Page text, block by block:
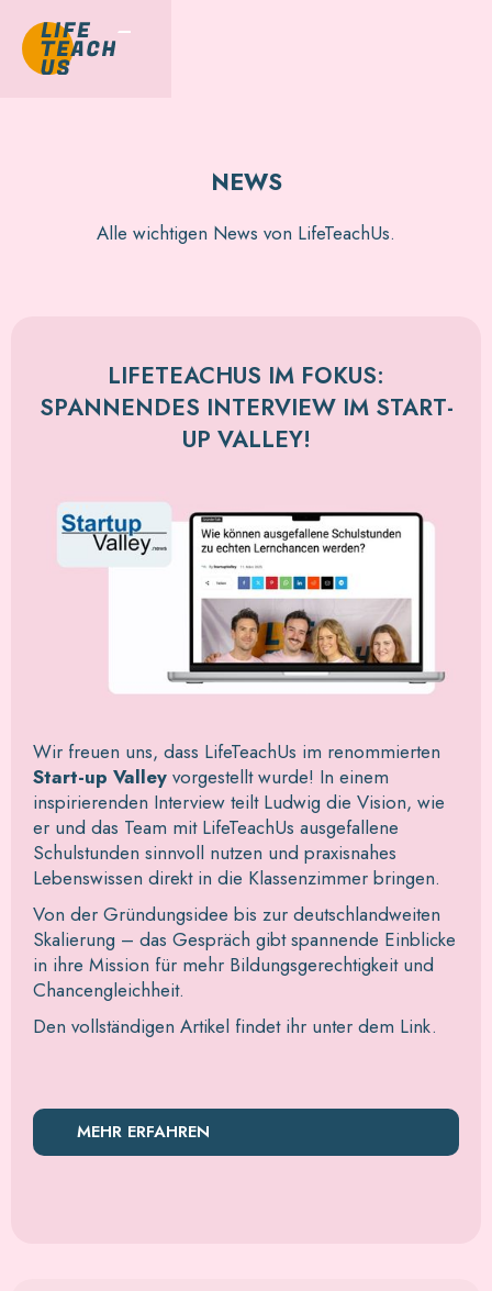
NEWS
Alle wichtigen News von LifeTeachUs.
LIFETEACHUS IM FOKUS:
SPANNENDES INTERVIEW IM START-
UP VALLEY!
Wir freuen uns, dass LifeTeachUs im renommierten
Start-up Valley vorgestellt wurde! In einem
inspirierenden Interview teilt Ludwig die Vision, wie
er und das Team mit LifeTeachUs ausgefallene
Schulstunden sinnvoll nutzen und praxisnahes
Lebenswissen direkt in die Klassenzimmer bringen.
Von der Gründungsidee bis zur deutschlandweiten
Skalierung – das Gespräch gibt spannende Einblicke
in ihre Mission für mehr Bildungsgerechtigkeit und
Chancengleichheit.
Den vollständigen Artikel findet ihr unter dem Link.
MEHR ERFAHREN